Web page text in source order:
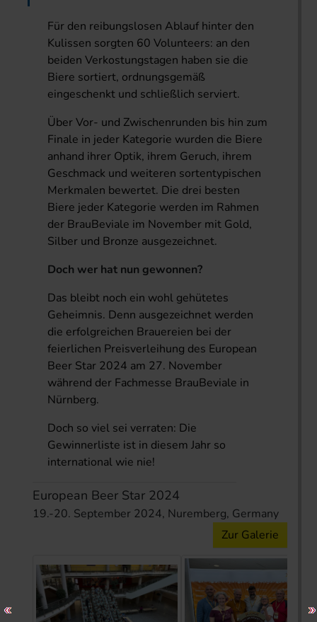
Für den reibungslosen Ablauf hinter den
Kulissen sorgten 60 Volunteers: an den
beiden Verkostungstagen haben sie die
Biere sortiert, ordnungsgemäß
eingeschenkt und schließlich serviert.
Über Vor- und Zwischenrunden bis hin zum
Finale in jeder Kategorie wurden die Biere
anhand ihrer Optik, ihrem Geruch, ihrem
Geschmack und weiteren sortentypischen
Merkmalen bewertet. Die drei besten
Biere jeder Kategorie werden im Rahmen
der BrauBeviale im November mit Gold,
Silber und Bronze ausgezeichnet.
Doch wer hat nun gewonnen?
Das bleibt noch ein wohl gehütetes
Geheimnis. Denn ausgezeichnet werden
die erfolgreichen Brauereien bei der
feierlichen Preisverleihung des European
Beer Star 2024 am 27. November
während der Fachmesse BrauBeviale in
Nürnberg.
Doch so viel sei verraten: Die
Gewinnerliste ist in diesem Jahr so
international wie nie!
European Beer Star 2024
19.-20. September 2024, Nuremberg, Germany
Zur Galerie